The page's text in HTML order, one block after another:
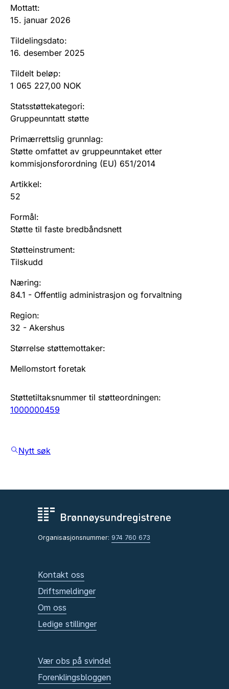
Andre tema
Mottatt:
15. januar 2026
Tildelingsdato:
16. desember 2025
Tildelt beløp:
1 065 227,00 NOK
Statsstøttekategori:
Gruppeunntatt støtte
Primærrettslig grunnlag:
Støtte omfattet av gruppeunntaket etter
kommisjonsforordning (EU) 651/2014
Artikkel:
52
Formål:
Støtte til faste bredbåndsnett
Støtteinstrument:
Tilskudd
Næring:
84.1 - Offentlig administrasjon og forvaltning
Region:
32 - Akershus
Størrelse støttemottaker:
Mellomstort foretak
Støttetiltaksnummer til støtteordningen:
1000000459
Nytt søk
Organisasjonsnummer: 974 760 673
Kontakt oss
Driftsmeldinger
Om oss
Ledige stillinger
Vær obs på svindel
Forenklingsbloggen